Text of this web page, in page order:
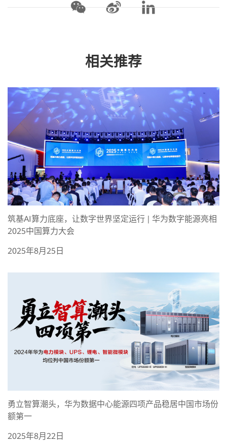
相关推荐
筑基AI算力底座，让数字世界坚定运行 | 华为数字能源亮相
2025中国算力大会
2025年8月25日
勇立智算潮头，华为数据中心能源四项产品稳居中国市场份
额第一
2025年8月22日